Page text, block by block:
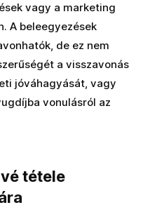
vagy a marketing
A beleegyezések
de ez nem
a visszavonás
jóváhagyását, vagy
vonulásról az
tétele